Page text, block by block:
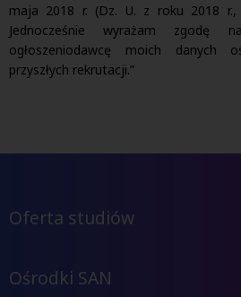
maja 2018 r. (Dz. U. z roku 2018
Jednocześnie wyrażam zgodę
ogłoszeniodawcę moich danych
przyszłych rekrutacji.”
Oferta studiów
Ośrodki SAN